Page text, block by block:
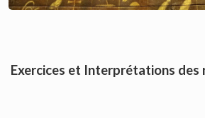
Exercices et Interprétations des